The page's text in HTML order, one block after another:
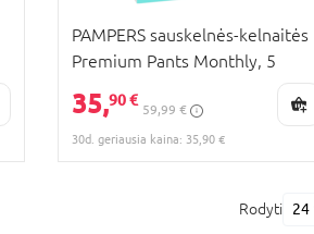
PAMPERS sauskelnės-kelnaitės
Premium Pants Monthly, 5
80894762
35,90 €
59,99 €
30d. geriausia kaina: 35,90 €
Rodyti 24